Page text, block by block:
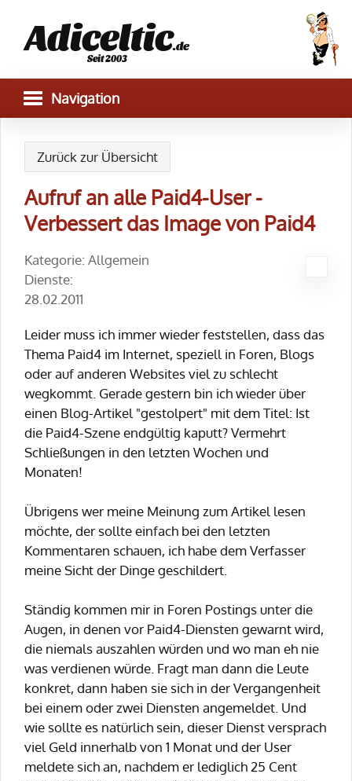
Adiceltic.de
Seit 2003
Zurück zur Übersicht
Aufruf an alle Paid4-User -
Verbessert das Image von Paid4
Kategorie: Allgemein
Dienste:
28.02.2011
Leider muss ich immer wieder feststellen, dass das
Thema Paid4 im Internet, speziell in Foren, Blogs
oder auf anderen Websites viel zu schlecht
wegkommt. Gerade gestern bin ich wieder über
einen Blog-Artikel "gestolpert" mit dem Titel: Ist
die Paid4-Szene endgültig kaputt? Vermehrt
Schließungen in den letzten Wochen und
Monaten!
Übrigens wer meine Meinung zum Artikel lesen
möchte, der sollte einfach bei den letzten
Kommentaren schauen, ich habe dem Verfasser
meine Sicht der Dinge geschildert.
Ständig kommen mir in Foren Postings unter die
Augen, in denen vor Paid4-Diensten gewarnt wird,
die niemals auszahlen würden und wo man eh nie
was verdienen würde. Fragt man dann die Leute
konkret, dann haben sie sich in der Vergangenheit
bei einem oder zwei Diensten angemeldet. Und
wie sollte es natürlich sein, dieser Dienst versprach
viel Geld innerhalb von 1 Monat und der User
meldete sich an, nachdem er lediglich 25 Cent